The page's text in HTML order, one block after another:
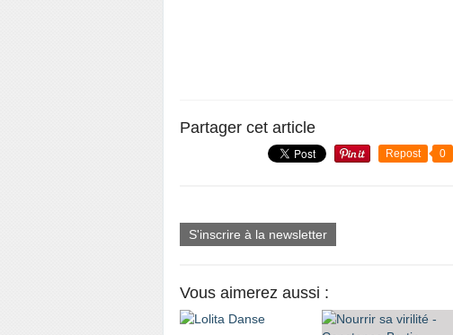
Partager cet article
Repost 0
S'inscrire à la newsletter
Vous aimerez aussi :